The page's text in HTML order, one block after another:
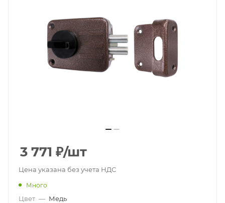
3 771 ₽/шт
Цена указана без учета НДС
Много
Цвет — Медь